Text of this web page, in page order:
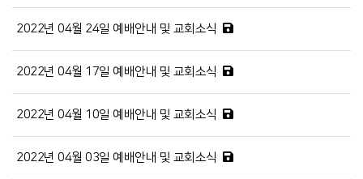
2022년 04월 24일 예배안내 및 교회소식
2022년 04월 17일 예배안내 및 교회소식
2022년 04월 10일 예배안내 및 교회소식
2022년 04월 03일 예배안내 및 교회소식